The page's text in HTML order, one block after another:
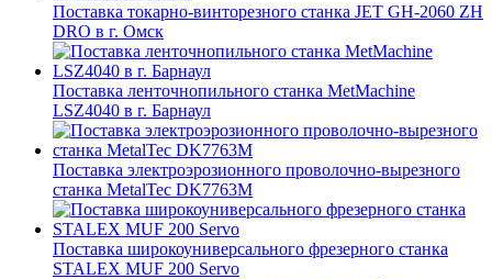
Поставка токарно-винторезного станка JET GH-2060 ZH
DRO в г. Омск
Поставка ленточнопильного станка MetMachine
LSZ4040 в г. Барнаул
Поставка электроэрозионного проволочно-вырезного
станка MetalTec DK7763M
Поставка широкоуниверсального фрезерного станка
STALEX MUF 200 Servo